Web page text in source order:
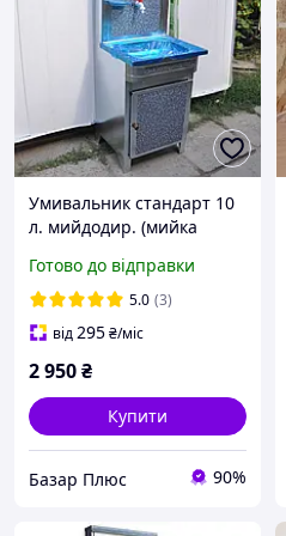
Умивальник стандарт 10
л. мийдодир. (мийка
Готово до відправки
5.0 (3)
від295₴/міс
2 950₴
Купити
Базар Плюс 90%